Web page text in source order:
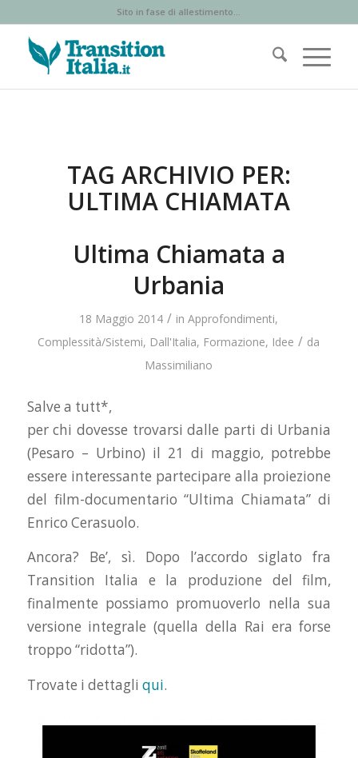
Sito in fase di allestimento...
TAG ARCHIVIO PER:
ULTIMA CHIAMATA
Ultima Chiamata a
Urbania
18 Maggio 2014 / inApprofondimenti,
Complessità/Sistemi, Dall'Italia, Formazione, Idee / da
Massimiliano
Salve a tutt*,
per chi dovesse trovarsi dalle parti di Urbania
(Pesaro – Urbino) il 21 di maggio, potrebbe
essere interessante partecipare alla proiezione
del film-documentario “Ultima Chiamata” di
Enrico Cerasuolo.
Ancora? Be’, sì. Dopo l’accordo siglato fra
Transition Italia e la produzione del film,
finalmente possiamo promuoverlo nella sua
versione integrale (quella della Rai era forse
troppo “ridotta”).
Trovate i dettagli qui.